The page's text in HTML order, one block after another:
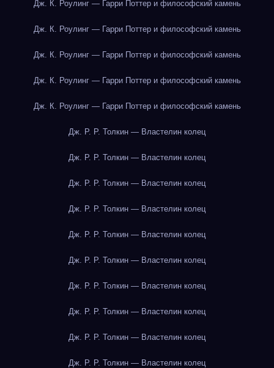
Дж. К. Роулинг — Гарри Поттер и философский камень
Дж. К. Роулинг — Гарри Поттер и философский камень
Дж. К. Роулинг — Гарри Поттер и философский камень
Дж. К. Роулинг — Гарри Поттер и философский камень
Дж. К. Роулинг — Гарри Поттер и философский камень
Дж. Р. Р. Толкин — Властелин колец
Дж. Р. Р. Толкин — Властелин колец
Дж. Р. Р. Толкин — Властелин колец
Дж. Р. Р. Толкин — Властелин колец
Дж. Р. Р. Толкин — Властелин колец
Дж. Р. Р. Толкин — Властелин колец
Дж. Р. Р. Толкин — Властелин колец
Дж. Р. Р. Толкин — Властелин колец
Дж. Р. Р. Толкин — Властелин колец
Дж. Р. Р. Толкин — Властелин колец